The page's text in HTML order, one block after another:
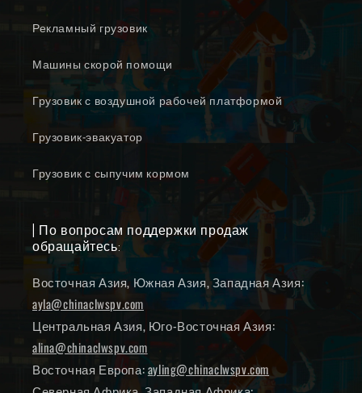
Рекламный грузовик
Машины скорой помощи
Грузовик с воздушной рабочей платформой
Грузовик-эвакуатор
Грузовик с сыпучим кормом
| По вопросам поддержки продаж
обращайтесь:
Восточная Азия, Южная Азия, Западная Азия:
ayla@chinaclwspv.com
Центральная Азия, Юго-Восточная Азия:
alina@chinaclwspv.com
Восточная Европа:ayling@chinaclwspv.com